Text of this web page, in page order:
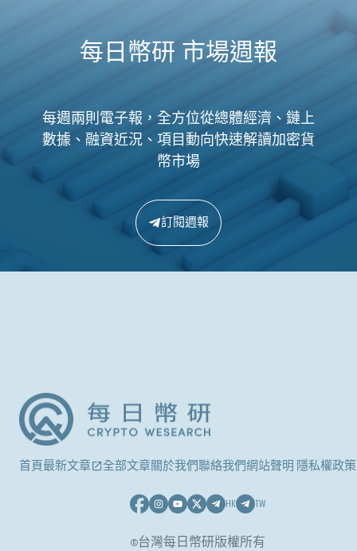
每日幣研 市場週報
每週兩則電子報，全方位從總體經濟、鏈上
數據、融資近況、項目動向快速解讀加密貨
幣市場
訂閱週報
首頁最新文章 全部文章關於我們聯絡我們網站聲明 隱私權政策
HK TW
©台灣每日幣研版權所有